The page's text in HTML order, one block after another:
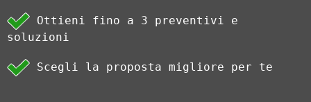
Ottieni fino a 3 preventivi e
soluzioni
Scegli la proposta migliore per te